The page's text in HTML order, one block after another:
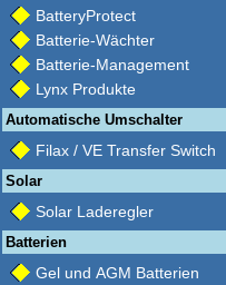
BatteryProtect
Batterie-Wächter
Batterie-Management
Lynx Produkte
Automatische Umschalter
Filax / VE Transfer Switch
Solar
Solar Laderegler
Batterien
Gel und AGM Batterien